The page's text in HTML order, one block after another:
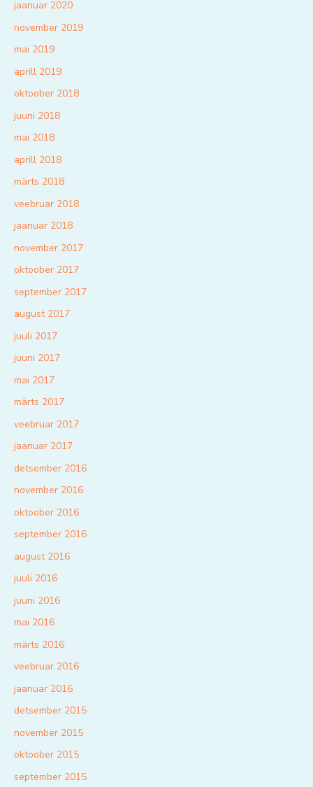
jaanuar 2020
november 2019
mai 2019
aprill 2019
oktoober 2018
juuni 2018
mai 2018
aprill 2018
märts 2018
veebruar 2018
jaanuar 2018
november 2017
oktoober 2017
september 2017
august 2017
juuli 2017
juuni 2017
mai 2017
märts 2017
veebruar 2017
jaanuar 2017
detsember 2016
november 2016
oktoober 2016
september 2016
august 2016
juuli 2016
juuni 2016
mai 2016
märts 2016
veebruar 2016
jaanuar 2016
detsember 2015
november 2015
oktoober 2015
september 2015